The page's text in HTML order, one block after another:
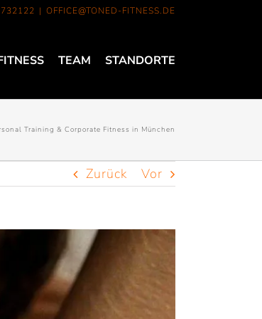
| OFFICE@TONED-FITNESS.DE
TEAM STANDORTE
Training & Corporate Fitness in München
Zurück Vor